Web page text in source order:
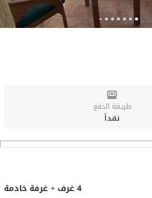
طريقة الدفع
نقداً
4 غرف + غرفة خادمة